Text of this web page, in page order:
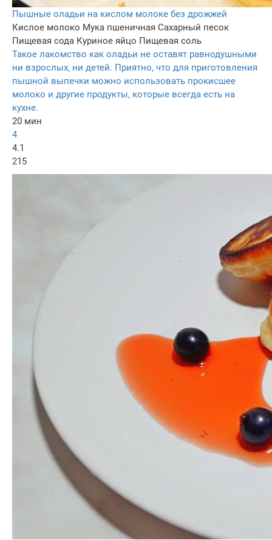
Пышные оладьи на кислом молоке без дрожжей
Кислое молоко Мука пшеничная Сахарный песок
Пищевая сода Куриное яйцо Пищевая соль
Такое лакомство как оладьи не оставят равнодушными
ни взрослых, ни детей. Приятно, что для приготовления
пышной выпечки можно использовать прокисшее
молоко и другие продукты, которые всегда есть на
кухне.
20 мин
4
4.1
215